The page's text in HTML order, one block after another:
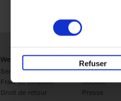
Refuser
Webshop
Service clients
Frais de livraison
Droit de retour
Business
Ventes
Société
Presse